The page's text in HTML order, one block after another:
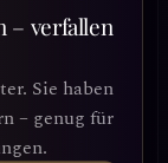
– verfallen
Sie haben
– genug für